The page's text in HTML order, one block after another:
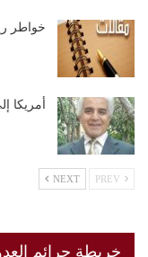
خواطر
أمريكا
NEXT
خريطة جرائم